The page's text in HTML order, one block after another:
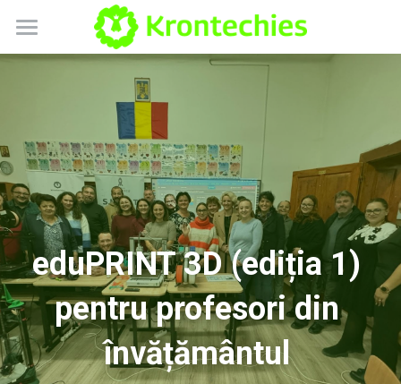
Despre noi
Playlab Romania
Scratch Tactile
Contact
eduPRINT 3D (ediția 1)
pentru profesori din
învățământul